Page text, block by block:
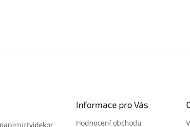
papirnictvidekor
Informace pro Vás
Hodnocení obchodu